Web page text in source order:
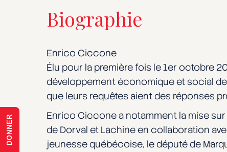
DONNER
Biographie
Enrico Ciccone
Élu pour la première fois le 1er octobre
développement économique et social
que leurs requêtes aient des réponses
Enrico Ciccone a notamment la mise
de Dorval et Lachine en collaboration
jeunesse québécoise, le député de